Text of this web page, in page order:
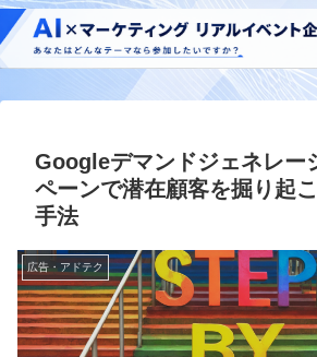
Googleデマンドジェネレー
ペーンで潜在顧客を掘り起
手法
広告・アドテク